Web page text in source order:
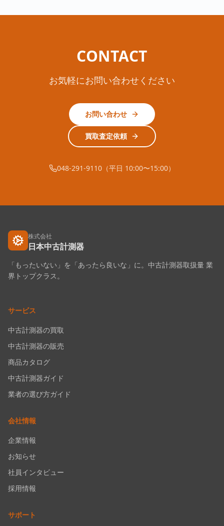
CONTACT
お気軽にお問い合わせください
お問い合わせ
買取査定依頼
048-291-9110（平日 10:00〜15:00）
株式会社
日本中古計測器
「もったいない」を「あったら良いな」に。中古計測器取扱量 業
界トップクラス。
サービス
中古計測器の買取
中古計測器の販売
商品カタログ
中古計測器ガイド
業者の選び方ガイド
会社情報
企業情報
お知らせ
社員インタビュー
採用情報
サポート